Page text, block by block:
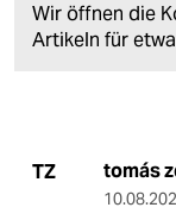
Wir öffnen die
Artikeln für
TZ tomás